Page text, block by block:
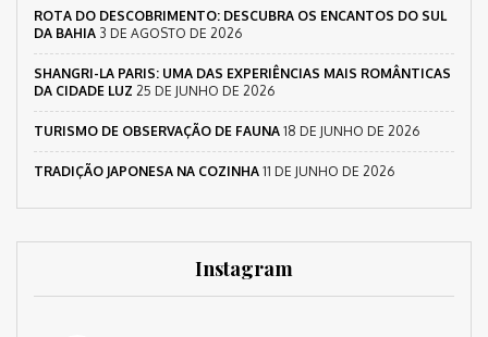
ROTA DO DESCOBRIMENTO: DESCUBRA OS ENCANTOS DO SUL
DA BAHIA 3 DE AGOSTO DE 2026
SHANGRI-LA PARIS: UMA DAS EXPERIÊNCIAS MAIS ROMÂNTICAS
DA CIDADE LUZ 25 DE JUNHO DE 2026
TURISMO DE OBSERVAÇÃO DE FAUNA 18 DE JUNHO DE 2026
TRADIÇÃO JAPONESA NA COZINHA 11 DE JUNHO DE 2026
Instagram